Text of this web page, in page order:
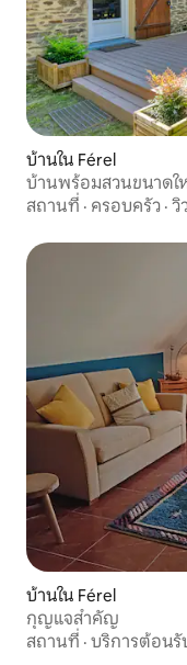
บ้านใน Férel
บ้านพร้อมสวนขนาดใ
สถานที่ · ครอบครัว · วิ
บ้านใน Férel
กุญแจสำคัญ
สถานที่ · บริการต้อนรั